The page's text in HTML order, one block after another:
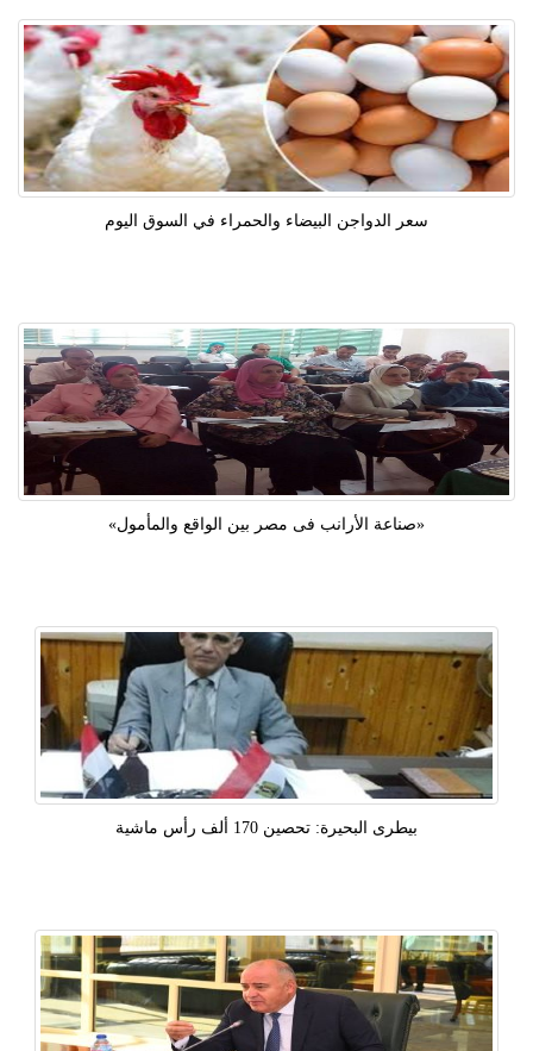
سعر الدواجن البيضاء والحمراء في السوق اليوم
«صناعة الأرانب فى مصر بين الواقع والمأمول»
بيطرى البحيرة: تحصين 170 ألف رأس ماشية